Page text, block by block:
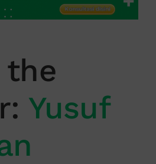
the
Yusuf